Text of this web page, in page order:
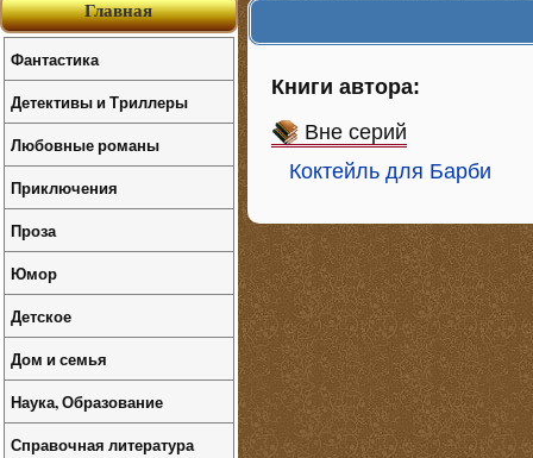
Книги автора:
Вне серий
Коктейль для Барби
Главная
Фантастика
Детективы и Триллеры
Любовные романы
Приключения
Проза
Юмор
Детское
Дом и семья
Наука, Образование
Справочная литература